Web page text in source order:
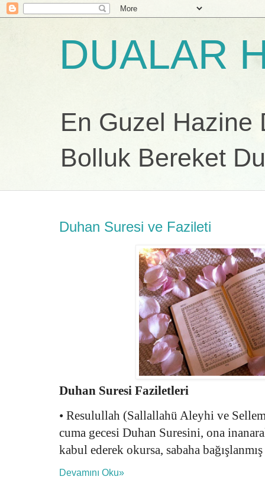
DUALAR
En Guzel Hazine
Bolluk Bereket
Duhan Suresi ve Fazileti
Duhan Suresi Faziletleri
• Resulullah (Sallallahü Aleyhi ve
cuma gecesi Duhan Suresini, ona
kabul ederek okursa, sabaha
Devamını Oku»